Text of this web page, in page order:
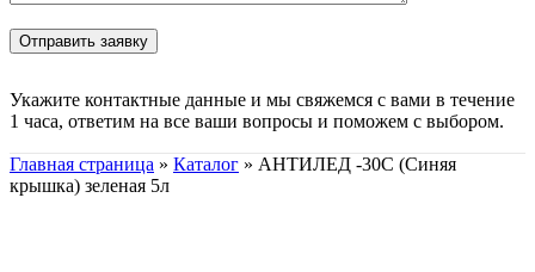
Укажите контактные данные и мы свяжемся с вами в течение
1 часа, ответим на все ваши вопросы и поможем с выбором.
Главная страница » Каталог » АНТИЛЕД -30С (Синяя
крышка) зеленая 5л